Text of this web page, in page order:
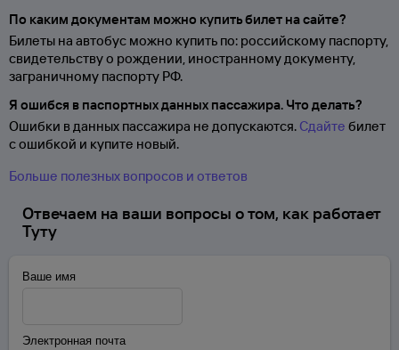
По каким документам можно купить билет на сайте?
Билеты на автобус можно купить по: российскому паспорту,
свидетельству о рождении, иностранному документу,
заграничному паспорту РФ.
Я ошибся в паспортных данных пассажира. Что делать?
Ошибки в данных пассажира не допускаются. Сдайте билет
с ошибкой и купите новый.
Больше полезных вопросов и ответов
Отвечаем на ваши вопросы о том, как работает
Туту
Ваше имя
Электронная почта